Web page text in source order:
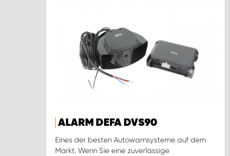
ALARM DEFA DVS90
Eines der besten Autowarnsysteme auf dem
Markt. Wenn Sie eine zuverlässige